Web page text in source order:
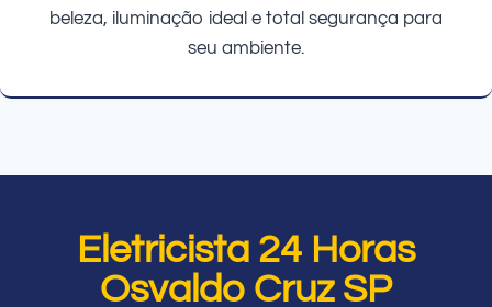
beleza, iluminação ideal e total segurança para
seu ambiente.
Eletricista 24 Horas
Osvaldo Cruz SP